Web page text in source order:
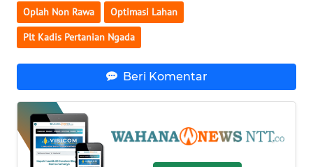
Oplah Non Rawa Optimasi Lahan
Plt Kadis Pertanian Ngada
Beri Komentar
WN
KALSEL
WN
SULSEL